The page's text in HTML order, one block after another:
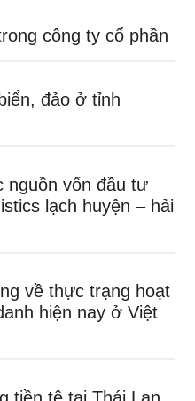
công ty cổ phần
đảo ở tỉnh
nguồn vốn đầu tư
lạch huyện – hải
về thực trạng hoạt
hiện nay ở Việt